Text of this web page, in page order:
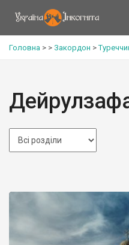
Головна > > Закордон >